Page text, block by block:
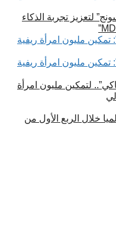
لتعزيز تجربة الذكاء
لتمكين مليون امرأة
خلال الربع الأول من